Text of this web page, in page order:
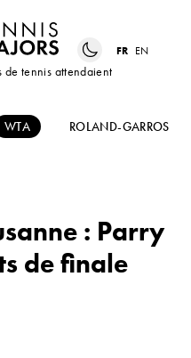
de tennis attendaient
FR EN
WTA ROLAND-GARROS
: Parry
de finale